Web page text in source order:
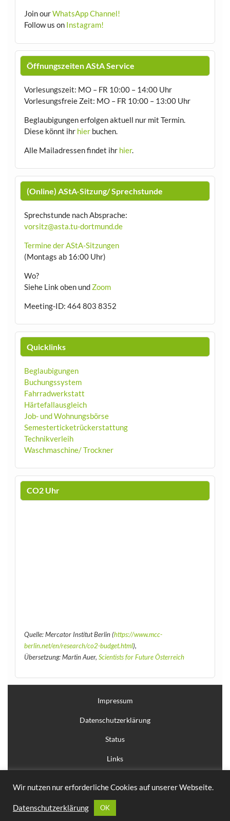
Join ourWhatsApp Channel!
Follow us on Instagram!
Öffnungszeiten AStA Service
Vorlesungszeit: MO – FR 10:00 – 14:00 Uhr
Vorlesungsfreie Zeit: MO – FR 10:00 – 13:00 Uhr
Beglaubigungen erfolgen aktuell nur mit Termin.
Diese könnt ihr hierbuchen.
Alle Mailadressen findet ihr hier.
(Online) AStA-Sitzung/ Sprechstunde
Sprechstunde nach Absprache:
vorsitz@asta.tu-dortmund.de
Termine der AStA-Sitzungen
(Montags ab 16:00 Uhr)
Wo?
Siehe Link oben und Zoom
Meeting-ID: 464 803 8352
Quicklinks
Beglaubigungen
Buchungssystem
Fahrradwerkstatt
Härtefallausgleich
Job- und Wohnungsbörse
Semesterticketrückerstattung
Technikverleih
Waschmaschine/ Trockner
CO2 Uhr
Quelle: Mercator Institut Berlin (https://www.mcc-
berlin.net/en/research/co2-budget.html),
Übersetzung: Martin Auer, Scientists for Future Österreich
Impressum
Datenschutzerklärung
Status
Links
Erstellt mit WordPress
Wir nutzen nur erforderliche Cookies auf unserer Webseite.
Datenschutzerklärung OK